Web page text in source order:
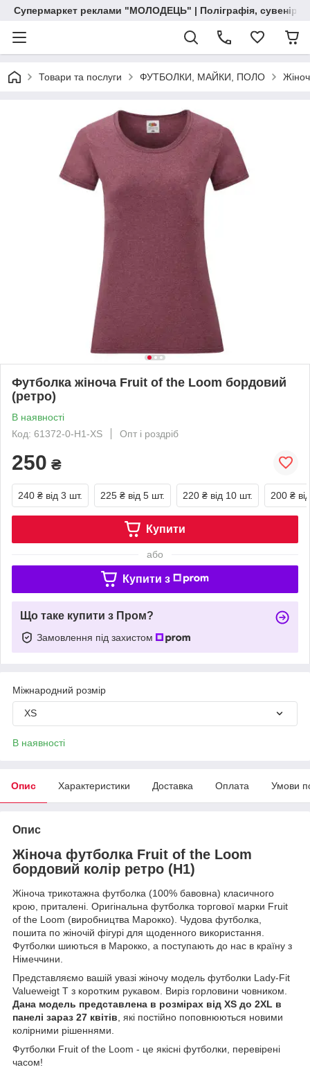
Супермаркет реклами "МОЛОДЕЦЬ" | Поліграфія, сувенірна
Товари та послуги ФУТБОЛКИ, МАЙКИ, ПОЛО
Футболка жіноча Fruit of the Loom бордовий
(ретро)
В наявності
Код: 61372-0-H1-XS
Опт і роздріб
250 ₴
240 ₴ від 3 шт. 225 ₴ від 5 шт. 220 ₴ від 10 шт. 200 ₴
Купити
або
Купити з
Що таке купити з Пром?
Замовлення під захистом
Міжнародний розмір
XS
В наявності
Опис Характеристики Доставка Оплата Умови
Опис
Жіноча футболка Fruit of the Loom
бордовий колір ретро (H1)
Жіноча трикотажна футболка (100% бавовна) класичного
крою, приталені. Оригінальна футболка торгової марки Fruit
of the Loom (виробництва Марокко). Чудова футболка,
пошита по жіночій фігурі для щоденного використання.
Футболки шиються в Марокко, а поступають до нас в країну з
Німеччини.
Представляємо вашій увазі жіночу модель футболки Lady-Fit
Valueweigt T з коротким рукавом. Виріз горловини човником.
Дана модель представлена в розмірах від XS до 2XL в
панелі зараз 27 квітів, які постійно поповнюються новими
колірними рішеннями.
Футболки Fruit of the Loom - це якісні футболки, перевірені
часом!